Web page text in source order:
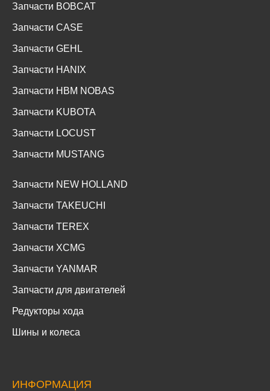
Запчасти BOBCAT
Запчасти CASE
Запчасти GEHL
Запчасти HANIX
Запчасти HBM NOBAS
Запчасти KUBOTA
Запчасти LOCUST
Запчасти MUSTANG
Запчасти NEW HOLLAND
Запчасти TAKEUCHI
Запчасти TEREX
Запчасти XCMG
Запчасти YANMAR
Запчасти для двигателей
Редукторы хода
Шины и колеса
ИНФОРМАЦИЯ